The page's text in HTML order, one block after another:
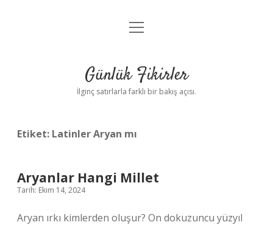
Anasayfa
Yasal Uyarı
menüyü
Günlük Fikirler
İlginç satırlarla farklı bir bakış açısı.
Etiket: Latinler Aryan mı
Aryanlar Hangi Millet
Tarih: Ekim 14, 2024
Aryan ırkı kimlerden oluşur? On dokuzuncu yüzyıl